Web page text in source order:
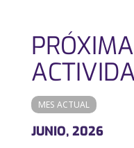
MES ACTUAL
JUNIO, 2026